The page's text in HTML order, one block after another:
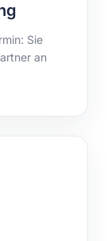
Sie
an